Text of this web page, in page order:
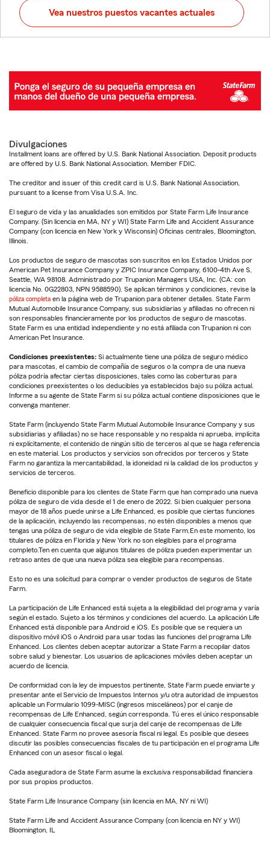
Vea nuestros puestos vacantes actuales
Divulgaciones
Installment loans are offered by U.S. Bank National Association. Deposit products
are offered by U.S. Bank National Association. Member FDIC.
The creditor and issuer of this credit card is U.S. Bank National Association,
pursuant to a license from Visa U.S.A. Inc.
El seguro de vida y las anualidades son emitidos por State Farm Life Insurance
Company. (Sin licencia en MA, NY y WI) State Farm Life and Accident Assurance
Company (con licencia en New York y Wisconsin) Oficinas centrales, Bloomington,
Illinois.
Los productos de seguro de mascotas son suscritos en los Estados Unidos por
American Pet Insurance Company y ZPIC Insurance Company, 6100-4th Ave S,
Seattle, WA 98108. Administrado por Trupanion Managers USA, Inc. (CA: con
licencia No. 0G22803, NPN 9588590). Se aplican términos y condiciones, revise la
póliza completa en la página web de Trupanion para obtener detalles. State Farm
Mutual Automobile Insurance Company, sus subsidiarias y afiliadas no ofrecen ni
son responsables financieramente por los productos de seguro de mascotas.
State Farm es una entidad independiente y no está afiliada con Trupanion ni con
American Pet Insurance.
Condiciones preexistentes: Si actualmente tiene una póliza de seguro médico
para mascotas, el cambio de compañía de seguros o la compra de una nueva
póliza podría afectar ciertas disposiciones, tales como las coberturas para
condiciones preexistentes o los deducibles ya establecidos bajo su póliza actual.
Informe a su agente de State Farm si su póliza actual contiene disposiciones que le
convenga mantener.
State Farm (incluyendo State Farm Mutual Automobile Insurance Company y sus
subsidiarias y afiliadas) no se hace responsable y no respalda ni aprueba, implícita
ni explícitamente, el contenido de ningún sitio de terceros al que se haga referencia
en este material. Los productos y servicios son ofrecidos por terceros y State
Farm no garantiza la mercantabilidad, la idoneidad ni la calidad de los productos y
servicios de terceros.
Beneficio disponible para los clientes de State Farm que han comprado una nueva
póliza de seguro de vida desde el 1 de enero de 2022. Si bien cualquier persona
mayor de 18 años puede unirse a Life Enhanced, es posible que ciertas funciones
de la aplicación, incluyendo las recompensas, no estén disponibles a menos que
tengas una póliza de seguro de vida elegible de State Farm.En este momento, los
titulares de póliza en Florida y New York no son elegibles para el programa
completo.Ten en cuenta que algunos titulares de póliza pueden experimentar un
retraso antes de que una nueva póliza sea elegible para recompensas.
Esto no es una solicitud para comprar o vender productos de seguros de State
Farm.
La participación de Life Enhanced está sujeta a la elegibilidad del programa y varía
según el estado. Sujeto a los términos y condiciones del acuerdo. La aplicación Life
Enhanced está disponible para Android e iOS. Es posible que se requiera un
dispositivo móvil iOS o Android para usar todas las funciones del programa Life
Enhanced. Los clientes deben aceptar autorizar a State Farm a recopilar datos
sobre salud y bienestar. Los usuarios de aplicaciones móviles deben aceptar un
acuerdo de licencia.
De conformidad con la ley de impuestos pertinente, State Farm puede enviarte y
presentar ante el Servicio de Impuestos Internos y/u otra autoridad de impuestos
aplicable un Formulario 1099-MISC (ingresos misceláneos) por el canje de
recompensas de Life Enhanced, según corresponda. Tú eres el único responsable
de cualquier consecuencia fiscal que surja del canje de recompensas de Life
Enhanced. State Farm no provee asesoría fiscal ni legal. Es posible que desees
discutir las posibles consecuencias fiscales de tu participación en el programa Life
Enhanced con un asesor fiscal o legal.
Cada aseguradora de State Farm asume la exclusiva responsabilidad financiera
por sus propios productos.
State Farm Life Insurance Company (sin licencia en MA, NY ni WI)
State Farm Life and Accident Assurance Company (con licencia en NY y WI)
Bloomington, IL